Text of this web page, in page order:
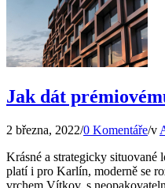
Jak dát
2 března, 2022/0 Komentáře/v
Krásné a strategicky
platí i pro Karlín, moderně se
vrchem Vítkov, s